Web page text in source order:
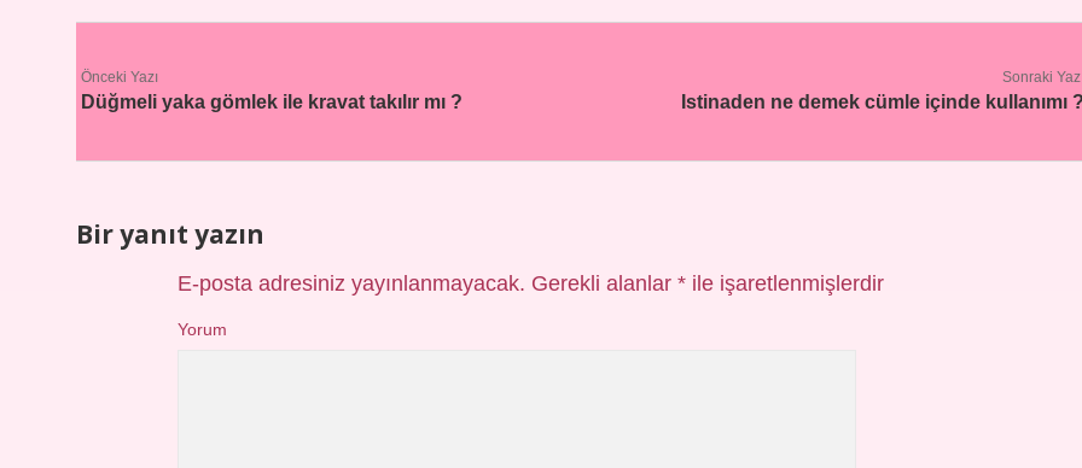
Önceki Yazı
Düğmeli yaka gömlek ile kravat takılır mı ?
Sonraki
Istinaden ne demek cümle içinde kullanımı
Bir yanıt yazın
E-posta adresiniz yayınlanmayacak. Gerekli alanlar *ile işaretlenmişlerdir
Yorum